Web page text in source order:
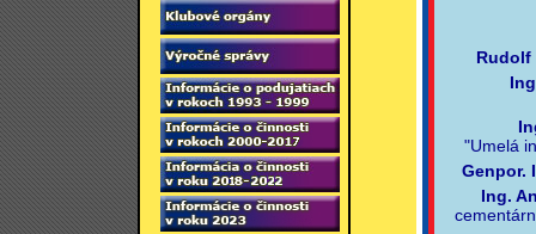
Rudolf
"Umelá
Genpor.
Ing.